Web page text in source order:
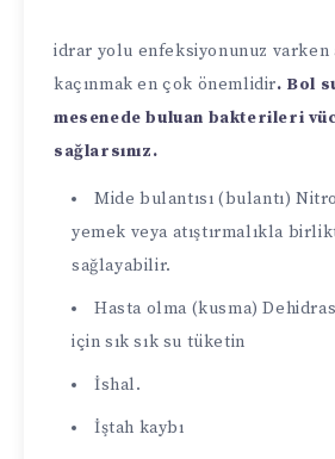
idrar yolu enfeksiyonunuz
kaçınmak en çok önemlidir. Bol
mesenede buluan bakterileri
sağlarsınız.
Mide bulantısı (bulantı)
yemek veya atıştırmalıkla
sağlayabilir.
Hasta olma (kusma)
için sık sık su tüketin
İshal.
İştah kaybı